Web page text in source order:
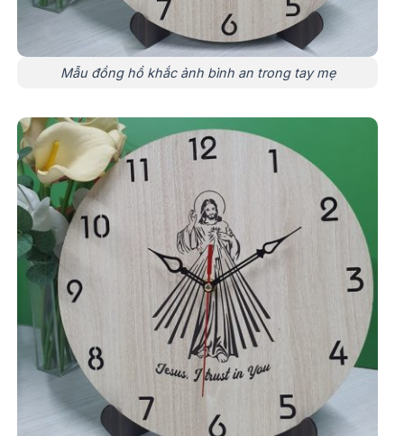
Mẫu đồng hồ khắc ảnh bình an trong tay mẹ